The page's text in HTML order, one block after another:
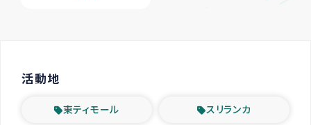
活動地
東ティモール スリランカ